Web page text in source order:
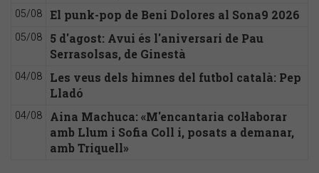
05/08 El punk-pop de Beni Dolores al Sona9 2026
05/08
5 d'agost: Avui és l'aniversari de Pau
Serrasolsas, de Ginestà
04/08
Les veus dels himnes del futbol català: Pep
Lladó
04/08
Aina Machuca: «M'encantaria col·laborar
amb Llum i Sofia Coll i, posats a demanar,
amb Triquell»